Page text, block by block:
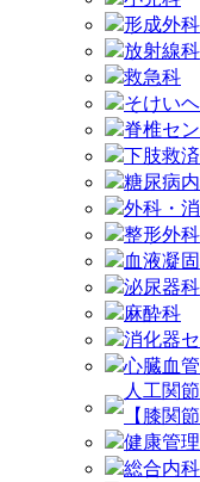
形成外科
放射線科
救急科
そけい
脊椎セ
下肢救
糖尿病
外科・
整形外科
血液凝
泌尿器科
麻酔科
消化器
心臓血
人工関
【膝関
健康管
総合内科